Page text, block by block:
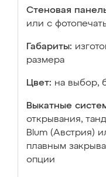
Стеновая
или с
Габариты:
размера
Цвет: на выбор,
Выкатные
открывания,
Blum (Австрия)
плавным
опции